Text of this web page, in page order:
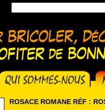
ROSACE ROMANE RÉF :